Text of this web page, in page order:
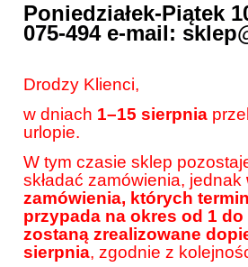
Poniedziałek-Piątek
075-494e-mail:
Drodzy Klienci,
w dniach 1–15 sierpnia
urlopie.
W tym czasie sklep
składać zamówienia, jednak
zamówienia, których
przypada na okres od 1 do
zostaną zrealizowane
sierpnia, zgodnie z